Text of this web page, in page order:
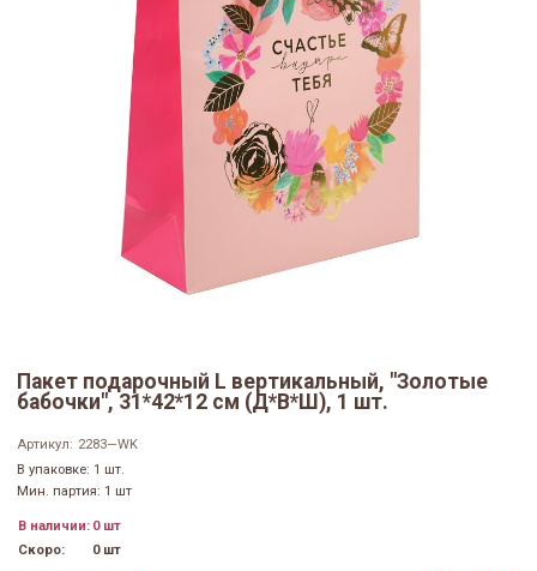
Пакет подарочный L вертикальный, "Золотые
бабочки", 31*42*12 см (Д*В*Ш), 1 шт.
Артикул: 2283—WK
В упаковке: 1 шт.
Мин. партия: 1 шт
В наличии: 0 шт
Скоро:
0 шт